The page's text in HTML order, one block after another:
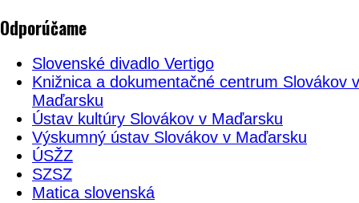
Odporúčame
Slovenské divadlo Vertigo
Knižnica a dokumentačné centrum Slovákov v
Maďarsku
Ústav kultúry Slovákov v Maďarsku
Výskumný ústav Slovákov v Maďarsku
ÚSŽZ
SZSZ
Matica slovenská